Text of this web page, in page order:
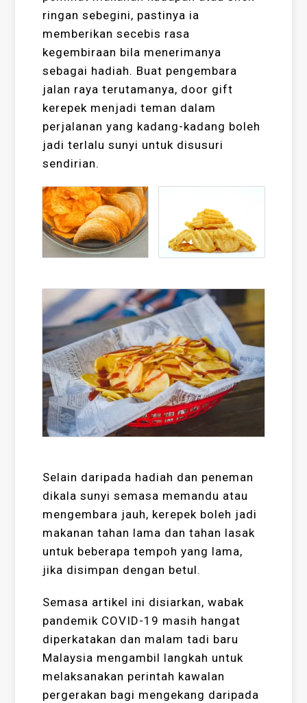
ringan sebegini, pastinya ia
memberikan secebis rasa
kegembiraan bila menerimanya
sebagai hadiah. Buat pengembara
jalan raya terutamanya, door gift
kerepek menjadi teman dalam
perjalanan yang kadang-kadang boleh
jadi terlalu sunyi untuk disusuri
sendirian.
Selain daripada hadiah dan peneman
dikala sunyi semasa memandu atau
mengembara jauh, kerepek boleh jadi
makanan tahan lama dan tahan lasak
untuk beberapa tempoh yang lama,
jika disimpan dengan betul.
Semasa artikel ini disiarkan, wabak
pandemik COVID-19 masih hangat
diperkatakan dan malam tadi baru
Malaysia mengambil langkah untuk
melaksanakan perintah kawalan
pergerakan bagi mengekang daripada